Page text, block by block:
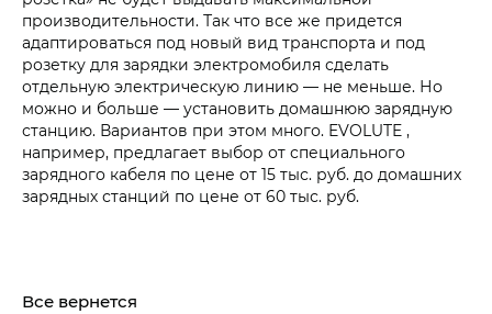
производительности. Так что все же придется
адаптироваться под новый вид транспорта и под
розетку для зарядки электромобиля сделать
отдельную электрическую линию — не меньше. Но
можно и больше — установить домашнюю зарядную
станцию. Вариантов при этом много. EVOLUTE ,
например, предлагает выбор от специального
зарядного кабеля по цене от 15 тыс. руб. до домашних
зарядных станций по цене от 60 тыс. руб.
Все вернется